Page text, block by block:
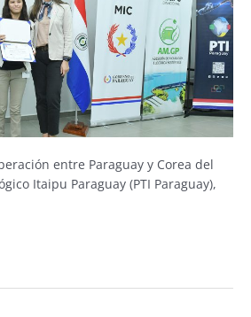
entre Paraguay y Corea del
Itaipu Paraguay (PTI Paraguay),